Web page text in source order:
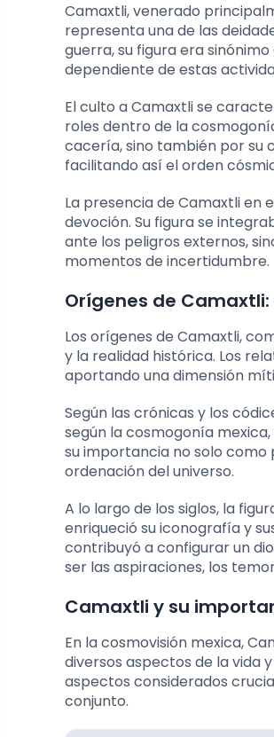
Camaxtli, venerado
representa una de las
guerra, su figura era
dependiente de estas
El culto a Camaxtli se
roles dentro de la
cacería, sino también por su
facilitando así el orden
La presencia de Camaxtli
devoción. Su figura se
ante los peligros externos,
momentos de incertidumbre.
Orígenes de
Los orígenes de Camaxtli,
y la realidad histórica. Los
aportando una dimensión
Según las crónicas y los
según la cosmogonía
su importancia no solo
ordenación del universo.
A lo largo de los siglos, la
enriqueció su iconografía y
contribuyó a configurar un
ser las aspiraciones, los
Camaxtli y su
En la cosmovisión mexica,
diversos aspectos de la vida
aspectos considerados
conjunto.